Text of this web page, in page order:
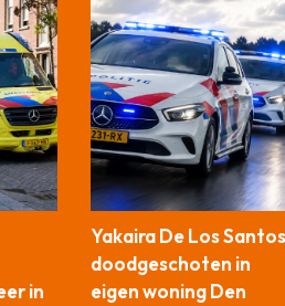
in
Yakaira De Los Santos
doodgeschoten in
eigen woning Den